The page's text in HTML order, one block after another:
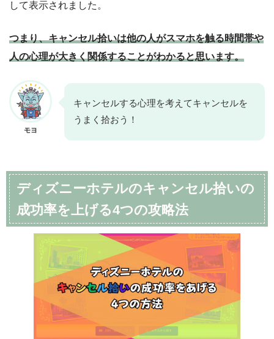
して表示されました。
つまり、キャンセル拾いは他の人がスマホを触る時間帯や
人の心理が大きく関係することがわかると思います。
モヨ
キャンセルする心理を考えてキャンセルを
うまく拾おう！
ディズニーホテルのキャンセル拾いの
成功率を上げる4つの攻略法